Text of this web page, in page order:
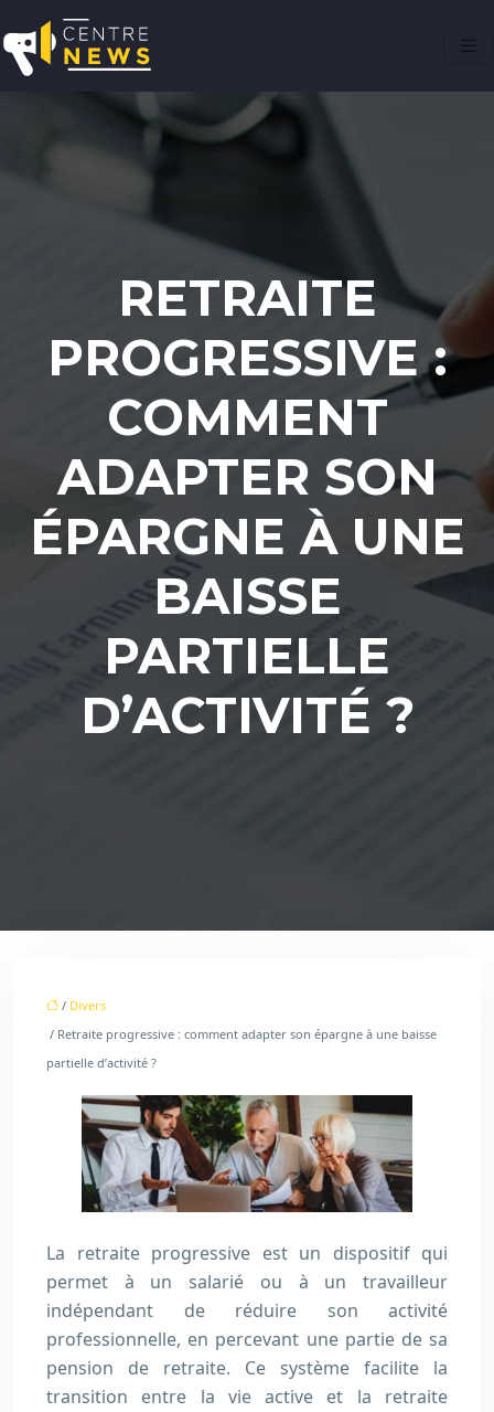
RETRAITE
PROGRESSIVE :
COMMENT
ADAPTER SON
ÉPARGNE À UNE
BAISSE
PARTIELLE
D’ACTIVITÉ ?
/ Divers
/ Retraite progressive : comment adapter son épargne à une baisse
partielle d’activité ?
La retraite progressive est un dispositif qui
permet à un salarié ou à un travailleur
indépendant de réduire son activité
professionnelle, en percevant une partie de sa
pension de retraite. Ce système facilite la
transition entre la vie active et la retraite